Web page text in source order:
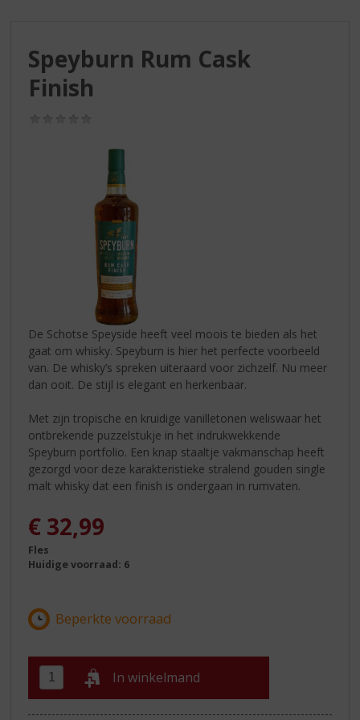
Speyburn Rum Cask
Finish
De Schotse Speyside heeft veel moois te bieden als het
gaat om whisky. Speyburn is hier het perfecte voorbeeld
van. De whisky’s spreken uiteraard voor zichzelf. Nu meer
dan ooit. De stijl is elegant en herkenbaar.
Met zijn tropische en kruidige vanilletonen weliswaar het
ontbrekende puzzelstukje in het indrukwekkende
Speyburn portfolio. Een knap staaltje vakmanschap heeft
gezorgd voor deze karakteristieke stralend gouden single
malt whisky dat een finish is ondergaan in rumvaten.
€ 32,99
Fles
Huidige voorraad: 6
In winkelmand